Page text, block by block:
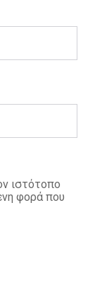
ιστότοπο
φορά που